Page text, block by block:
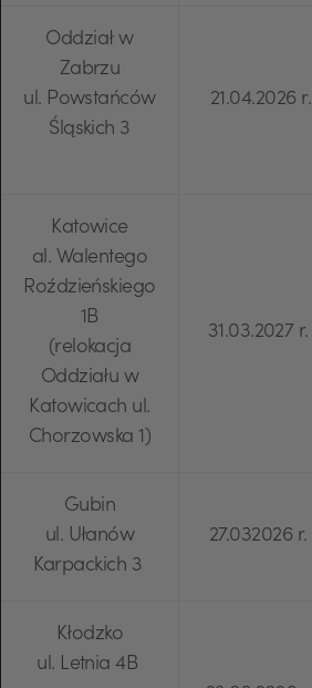
Oddział w
Zabrzu
ul. Powstańców
Śląskich 3
21.04.2026 r.
Katowice
al. Walentego
Roździeńskiego
1B
(relokacja
Oddziału w
Katowicach ul.
Chorzowska 1)
31.03.2027 r.
Gubin
ul. Ułanów
Karpackich 3
27.032026 r.
Kłodzko
ul. Letnia 4B